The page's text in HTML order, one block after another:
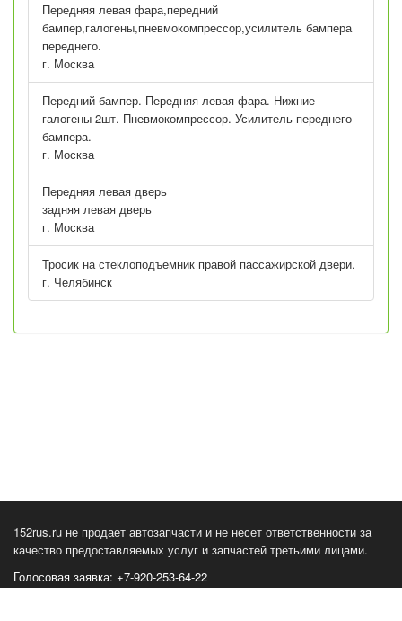
Передняя левая фара,передний
бампер,галогены,пневмокомпрессор,усилитель бампера
переднего.
г. Москва
Передний бампер. Передняя левая фара. Нижние
галогены 2шт. Пневмокомпрессор. Усилитель переднего
бампера.
г. Москва
Передняя левая дверь
задняя левая дверь
г. Москва
Тросик на стеклоподъемник правой пассажирской двери.
г. Челябинск
152rus.ru не продает автозапчасти и не несет ответственности за
качество предоставляемых услуг и запчастей третьими лицами.
Голосовая заявка: +7-920-253-64-22